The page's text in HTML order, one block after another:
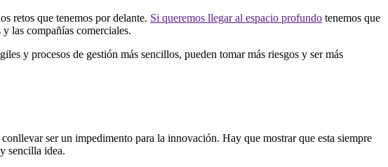
retos que tenemos por delante. Si queremos llegar al espacio profundo tenemos que
las compañías comerciales.
y procesos de gestión más sencillos, pueden tomar más riesgos y ser más
ser un impedimento para la innovación. Hay que mostrar que esta siempre
sencilla idea.